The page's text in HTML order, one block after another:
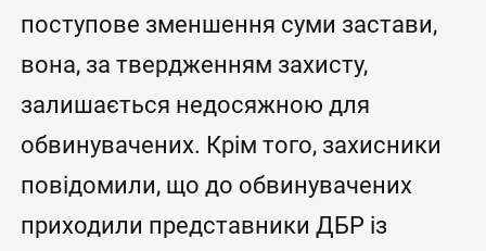
поступове зменшення суми застави,
вона, за твердженням захисту,
залишається недосяжною для
обвинувачених. Крім того, захисники
повідомили, що до обвинувачених
приходили представники ДБР із